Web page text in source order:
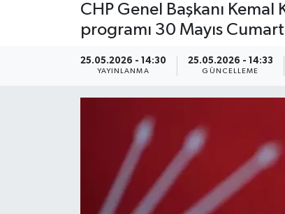
CHP Genel Başkanı
programı 30 Mayıs
25.05.2026 - 14:30
YAYINLANMA
25.05.2026 - 14:33
GÜNCELLEME
Tüm Manşetler